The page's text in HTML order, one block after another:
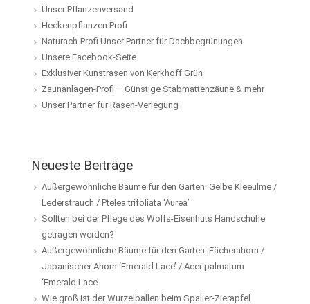
Unser Pflanzenversand
Heckenpflanzen Profi
Naturach-Profi Unser Partner für Dachbegrünungen
Unsere Facebook-Seite
Exklusiver Kunstrasen von Kerkhoff Grün
Zaunanlagen-Profi – Günstige Stabmattenzäune & mehr
Unser Partner für Rasen-Verlegung
Neueste Beiträge
Außergewöhnliche Bäume für den Garten: Gelbe Kleeulme /
Lederstrauch / Ptelea trifoliata ‘Aurea’
Sollten bei der Pflege des Wolfs-Eisenhuts Handschuhe
getragen werden?
Außergewöhnliche Bäume für den Garten: Fächerahorn /
Japanischer Ahorn ‘Emerald Lace’ / Acer palmatum
‘Emerald Lace’
Wie groß ist der Wurzelballen beim Spalier-Zierapfel